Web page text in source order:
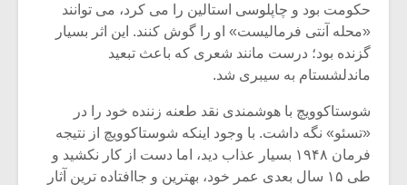
حکومت بود و چاپلوسی استالین را می کرد، می توانند
«محله آنتی فرمالیست» او را گوش کنند. این اثر بسیار
گزنده بود؛ درست مانند شعری که باعث تبعید
ماندلشستام به سیبری شد.
شوستاکوویچ با هوشمندی نقد طعنه زننده خود را در
«تسئو» نگه داشت. با وجود اینکه شوستاکوویچ از نتیجه
فرمان ۱۹۴۸ بسیار عذاب دید، اما دست از کار نکشید و
طی ۱۵ سال بعدی عمر خود، بهترین و جاافتاده ترین آثار